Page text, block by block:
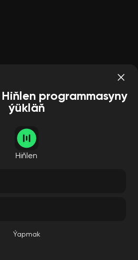
programmasyny
ýükläň
Hiňlen
Ýapmak